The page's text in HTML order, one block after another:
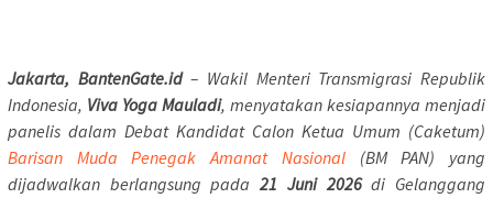
Jakarta, BantenGate.id– Wakil Menteri Transmigrasi Republik
Indonesia, Viva Yoga Mauladi, menyatakan kesiapannya menjadi
panelis dalam Debat Kandidat Calon Ketua Umum (Caketum)
Barisan Muda Penegak Amanat Nasional(BM PAN) yang
dijadwalkan berlangsung pada21 Juni 2026di Gelanggang